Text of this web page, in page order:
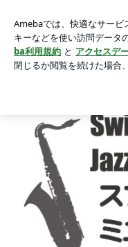
の画像